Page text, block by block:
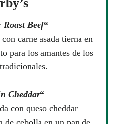
Roast Beef“
carne asada tierna en
para los amantes de los
Cheddar“
con queso cheddar